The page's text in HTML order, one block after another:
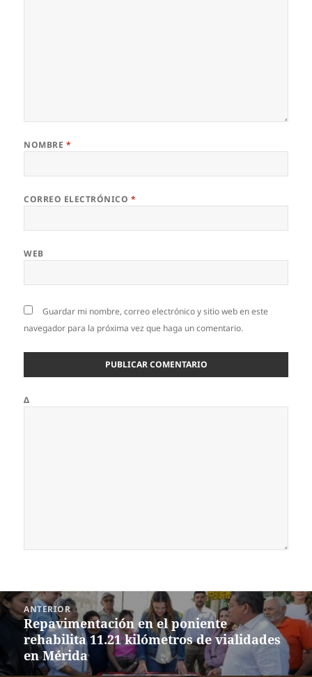
NOMBRE *
CORREO ELECTRÓNICO *
WEB
Guardar mi nombre, correo electrónico y sitio web en este
navegador para la próxima vez que haga un comentario.
Δ
Navegación
de
entradas
ANTERIOR
Entrada
anterior:
Repavimentación en el poniente
rehabilita 11.21 kilómetros de vialidades
en Mérida